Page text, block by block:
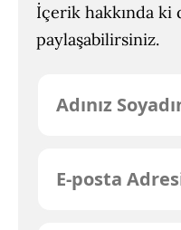
İçerik hakkında
paylaşabilirsiniz.